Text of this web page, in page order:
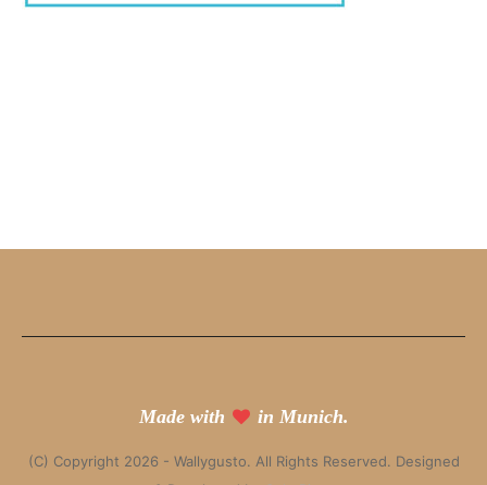
Made with in Munich.
(C) Copyright 2026 - Wallygusto. All Rights Reserved. Designed